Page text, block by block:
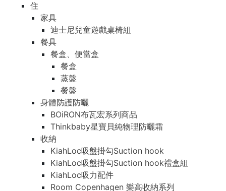
住
家具
迪士尼兒童遊戲桌椅組
餐具
餐盒、便當盒
餐盒
蒸盤
餐盤
身體防護防曬
BOiRON布瓦宏系列商品
Thinkbaby星寶貝純物理防曬霜
收納
KiahLoc吸盤掛勾Suction hook
KiahLoc吸盤掛勾Suction hook禮盒組
KiahLoc吸力配件
Room Copenhagen 樂高收納系列